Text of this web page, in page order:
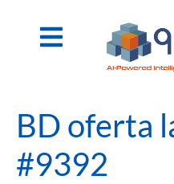
BD oferta
#9392